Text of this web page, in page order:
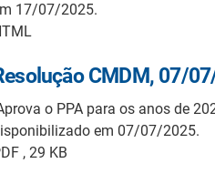
17/07/2025.
CMDM, 07/
o PPA para os anos de
em 07/07/2025.
, 29 KB